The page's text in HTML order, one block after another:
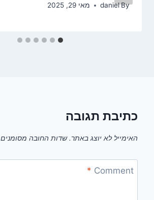
By
daniel מאי 29, 2025
כתיבת תגובה
האימייל לא יוצג באתר. שדות החובה מסומנים
Comment
*